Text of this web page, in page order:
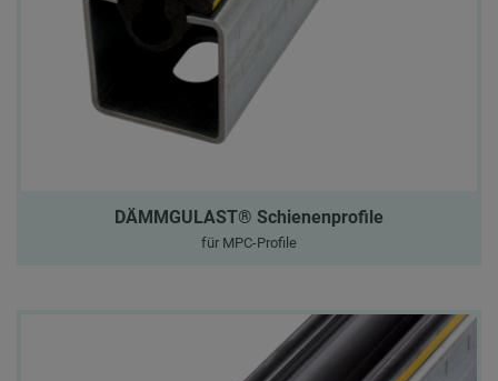
DÄMMGULAST® Schienenprofile
für MPC-Profile